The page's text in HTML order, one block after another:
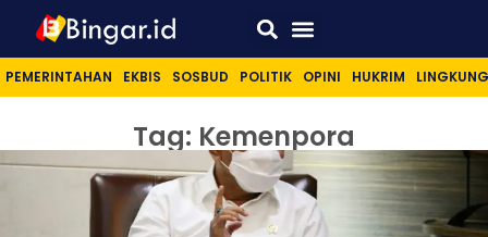
PEMERINTAHAN EKBIS SOSBUD POLITIK OPINI HUKRIM
Tag: Kemenpora